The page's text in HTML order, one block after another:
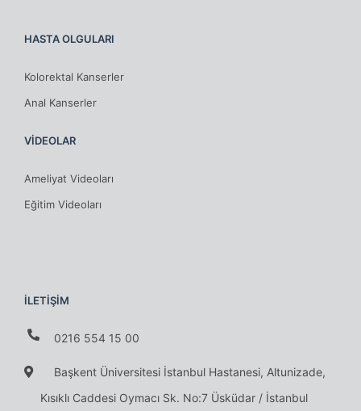
HASTA OLGULARI
Kolorektal Kanserler
Anal Kanserler
VİDEOLAR
Ameliyat Videoları
Eğitim Videoları
İLETİŞİM
0216 554 15 00
Başkent Üniversitesi İstanbul Hastanesi, Altunizade,
Kısıklı Caddesi Oymacı Sk. No:7 Üsküdar / İstanbul